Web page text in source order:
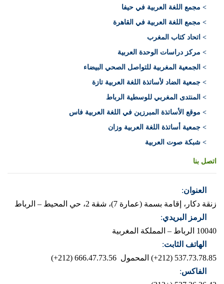
> مجمع اللغة العربية في حيفا
> مجمع اللغة العربية في القاهرة
> اتحاد كتاب المغرب
> مركز دراسات الوحدة العربية
> الجمعية المغربية للتواصل الصحي البيضاء
> جمعية الضاد لأساتذة اللغة العربية تازة
> المنتدى المغربي للوسطية الرباط
> موقع الأساتذة المبرزين في اللغة العربية فاس
> جمعية أساتذة اللغة العربية وزان
> شبكة صوت العربية
اتصل بنا
العنوان:
زنقة دكار، إقامة بسمة (عمارة 7)، شقة 2، حي المحيط – الرباط
الرمز البريدي:
10040 الرباط – المملكة المغربية
الهاتف الثابت:
537.73.78.85 (212+)
المحمول 666.47.73.56 (212+)
الفاكس: